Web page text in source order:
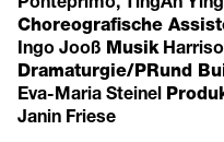
Choreografische
Ingo Jooß Musik
Dramaturgie/PRund
Eva-Maria Steinel
Janin Friese